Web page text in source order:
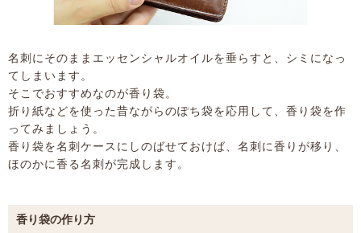
名刺にそのままエッセンシャルオイルを垂らすと、シミになっ
てしまいます。
そこでおすすめなのが香り袋。
折り紙などを使った昔ながらのぽち袋を応用して、香り袋を作
ってみましょう。
香り袋を名刺ケースにしのばせておけば、名刺に香りが移り、
ほのかに香る名刺が完成します。
香り袋の作り方